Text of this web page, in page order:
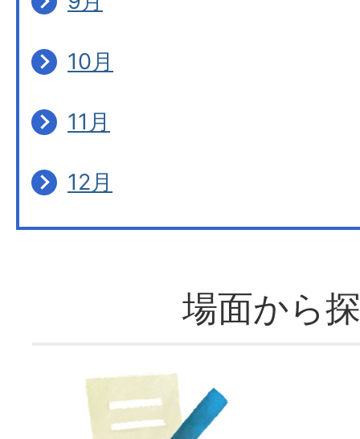
10月
11月
12月
場面から